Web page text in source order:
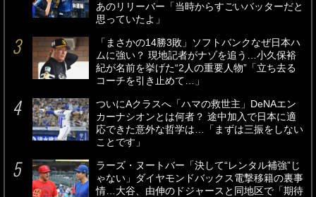
あのリリーバー「当時からすごいバッターだと
思っていたよ」
「まさかの14勝3敗」ソフトバンクなぜ日本ハ
ムに強い？ 現地記者がナゾを追う…小久保裕
紀が名前を挙げた“2人の重要人物”「立ち去る
コーチを引き止めて…」
ついにAクラスへ「ハマの救世主」DeNAエン
カーナシオンとは何者？ 途中加入で日本に適
応できた意外な哲学は…「まずは三振をしない
ことです」
ラーズ・ヌートバー「決して“レンタル補強”じ
ゃない」ダイヤモンドバックス電撃移籍の裏事
情…大谷、由伸のドジャースと同地区で「期待